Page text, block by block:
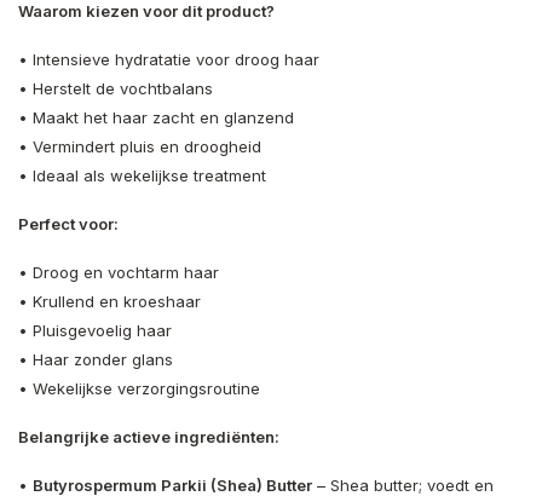
Waarom kiezen voor dit product?
• Intensieve hydratatie voor droog haar
• Herstelt de vochtbalans
• Maakt het haar zacht en glanzend
• Vermindert pluis en droogheid
• Ideaal als wekelijkse treatment
Perfect voor:
• Droog en vochtarm haar
• Krullend en kroeshaar
• Pluisgevoelig haar
• Haar zonder glans
• Wekelijkse verzorgingsroutine
Belangrijke actieve ingrediënten:
• Butyrospermum Parkii (Shea) Butter – Shea butter; voedt en